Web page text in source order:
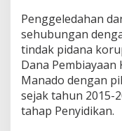
Penggeledahan
sehubungan
tindak pidana
Dana
Manado dengan
sejak tahun 2015-
tahap Penyidikan.